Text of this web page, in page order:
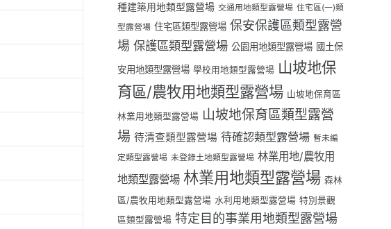
種建築用地類型露營場 交通用地類型露營場 住宅區(一)類
型露營場 住宅區類型露營場 保安保護區類型露營
場 保護區類型露營場 公園用地類型露營場 國土保
安用地類型露營場 學校用地類型露營場 山坡地保
育區/農牧用地類型露營場 山坡地保育區
林業用地類型露營場 山坡地保育區類型露營
場 待清查類型露營場 待確認類型露營場 暫未編
定類型露營場 未登錄土地類型露營場 林業用地/農牧用
地類型露營場 林業用地類型露營場 森林
區/農牧用地類型露營場 水利用地類型露營場 特別景觀
區類型露營場 特定目的事業用地類型露營場